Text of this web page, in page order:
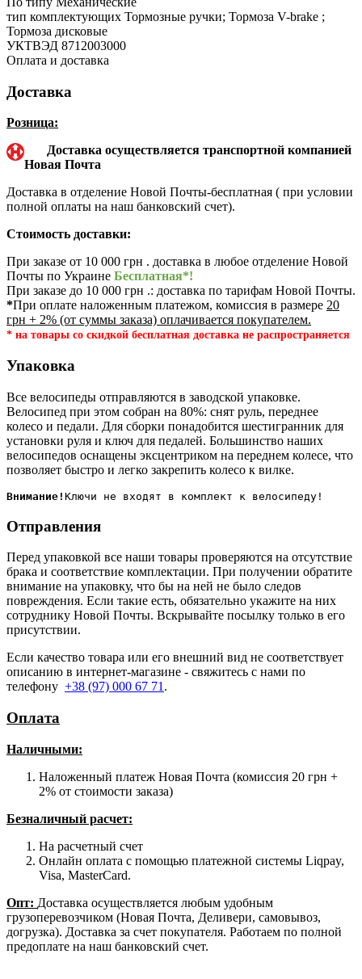
тип комплектующих Тормозные ручки; Тормоза V-brake ;
Тормоза дисковые
УКТВЭД 8712003000
Оплата и доставка
Доставка
Розница:
Доставка осуществляется транспортной компанией
Новая Почта
Доставка в отделение Новой Почты-бесплатная ( при условии
полной оплаты на наш банковский счет).
Стоимость доставки:
При заказе от 10 000 грн . доставка в любое отделение Новой
Почты по Украине Бесплатная*!
При заказе до 10 000 грн .: доставка по тарифам Новой Почты.
*При оплате наложенным платежом, комиссия в размере 20
грн + 2% (от суммы заказа) оплачивается покупателем.
* на товары со скидкой бесплатная доставка не распространяется
Упаковка
Все велосипеды отправляются в заводской упаковке.
Велосипед при этом собран на 80%: снят руль, переднее
колесо и педали. Для сборки понадобится шестигранник для
установки руля и ключ для педалей. Большинство наших
велосипедов оснащены эксцентриком на переднем колесе, что
позволяет быстро и легко закрепить колесо к вилке.
Внимание!
Отправления
Перед упаковкой все наши товары проверяются на отсутствие
брака и соответствие комплектации. При получении обратите
внимание на упаковку, что бы на ней не было следов
повреждения. Если такие есть, обязательно укажите на них
сотруднику Новой Почты. Вскрывайте посылку только в его
присутствии.
Если качество товара или его внешний вид не соответствует
описанию в интернет-магазине - свяжитесь с нами по
телефону +38 (97) 000 67 71 .
Оплата
Наличными:
Наложенный платеж Новая Почта (комиссия 20 грн +
2% от стоимости заказа)
Безналичный расчет:
На расчетный счет
Онлайн оплата с помощью платежной системы Liqpay,
Visa, MasterCard.
Опт: Доставка осуществляется любым удобным
грузоперевозчиком (Новая Почта, Деливери, самовывоз,
догрузка). Доставка за счет покупателя. Работаем по полной
предоплате на наш банковский счет.